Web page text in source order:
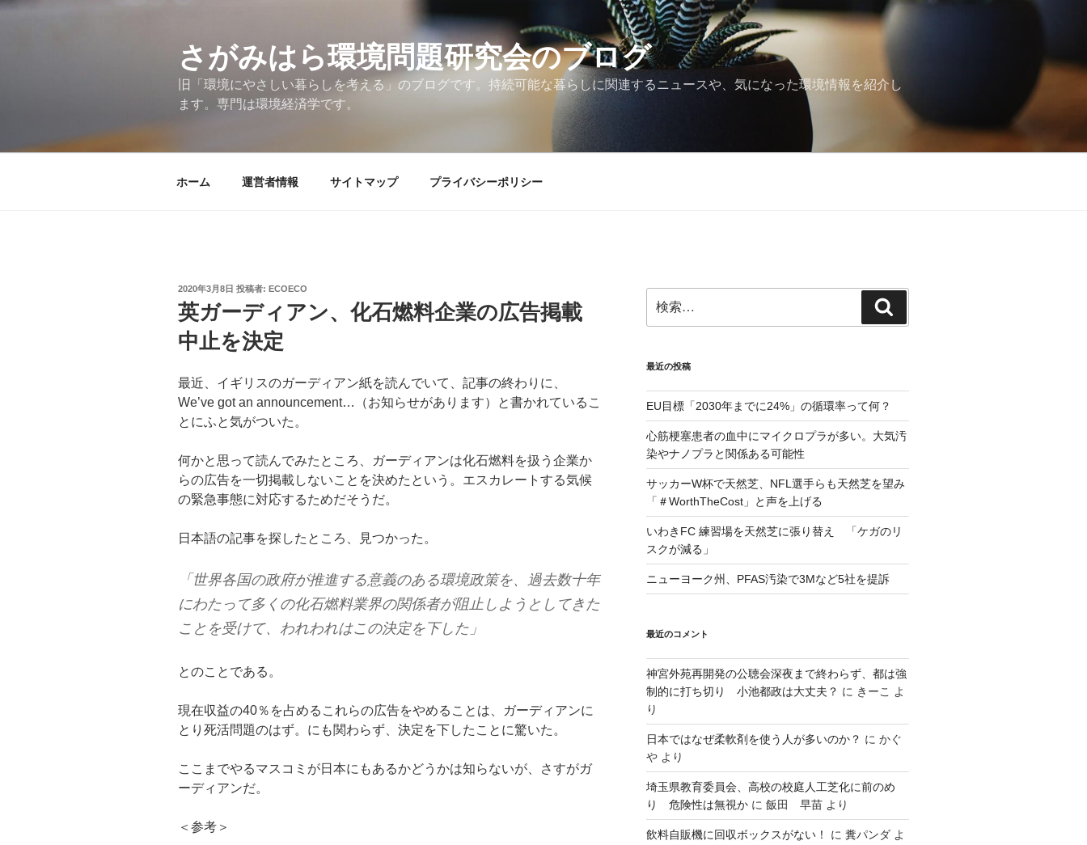
コ
さがみはら環境問題研究会のブログ
旧「環境にやさしい暮らしを考える」のブログです。持続可能な暮らしに関連するニュースや、気になった環境情報を紹介し
ます。専門は環境経済学です。
ホーム 運営者情報 サイトマップ プライバシーポリシー
投
稿
日:
2020年3月8日 投稿者: ECOECO
英ガーディアン、化石燃料企業の広告掲載
中止を決定
最近、イギリスのガーディアン紙を読んでいて、記事の終わりに、
We’ve got an announcement…（お知らせがあります）と書かれているこ
とにふと気がついた。
何かと思って読んでみたところ、ガーディアンは化石燃料を扱う企業か
らの広告を一切掲載しないことを決めたという。エスカレートする気候
の緊急事態に対応するためだそうだ。
日本語の記事を探したところ、見つかった。
「世界各国の政府が推進する意義のある環境政策を、過去数十年
にわたって多くの化石燃料業界の関係者が阻止しようとしてきた
ことを受けて、われわれはこの決定を下した」
とのことである。
現在収益の40％を占めるこれらの広告をやめることは、ガーディアンに
とり死活問題のはず。にも関わらず、決定を下したことに驚いた。
ここまでやるマスコミが日本にもあるかどうかは知らないが、さすがガ
ーディアンだ。
＜参考＞
索:
索
最近の投稿
EU目標「2030年までに24%」の循環率って何？
心筋梗塞患者の血中にマイクロプラが多い。大気汚
染やナノプラと関係ある可能性
サッカーW杯で天然芝、NFL選手らも天然芝を望み
「＃WorthTheCost」と声を上げる
いわきFC 練習場を天然芝に張り替え 「ケガのリ
スクが減る」
ニューヨーク州、PFAS汚染で3Mなど5社を提訴
最近のコメント
神宮外苑再開発の公聴会深夜まで終わらず、都は強
制的に打ち切り 小池都政は大丈夫？ に きーこ よ
り
日本ではなぜ柔軟剤を使う人が多いのか？ に かぐ
やより
埼玉県教育委員会、高校の校庭人工芝化に前のめ
り 危険性は無視かに 飯田 早苗より
飲料自販機に回収ボックスがない！ に 糞パンダよ